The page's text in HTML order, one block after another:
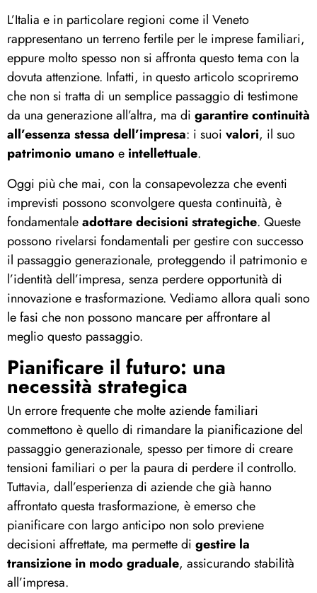
L’Italia e in particolare regioni come il Veneto
rappresentano un terreno fertile per le imprese familiari,
eppure molto spesso non si affronta questo tema con la
dovuta attenzione. Infatti, in questo articolo scopriremo
che non si tratta di un semplice passaggio di testimone
da una generazione all’altra, ma di garantire continuità
all’essenza stessa dell’impresa: i suoi valori, il suo
patrimonio umano e intellettuale.
Oggi più che mai, con la consapevolezza che eventi
imprevisti possono sconvolgere questa continuità, è
fondamentaleadottare decisioni strategiche. Queste
possono rivelarsi fondamentali per gestire con successo
il passaggio generazionale, proteggendo il patrimonio e
l’identità dell’impresa, senza perdere opportunità di
innovazione e trasformazione. Vediamo allora quali sono
le fasi che non possono mancare per affrontare al
meglio questo passaggio.
Pianificare il futuro: una
necessità strategica
Un errore frequente che molte aziende familiari
commettono è quello di rimandare la pianificazione del
passaggio generazionale, spesso per timore di creare
tensioni familiari o per la paura di perdere il controllo.
Tuttavia, dall’esperienza di aziende che già hanno
affrontato questa trasformazione, è emerso che
pianificare con largo anticipo non solo previene
decisioni affrettate, ma permette di gestire la
transizione in modo graduale, assicurando stabilità
all’impresa.